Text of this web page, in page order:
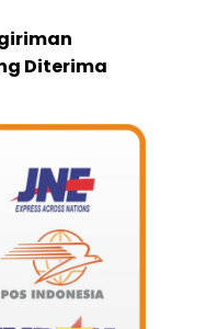
Diterima